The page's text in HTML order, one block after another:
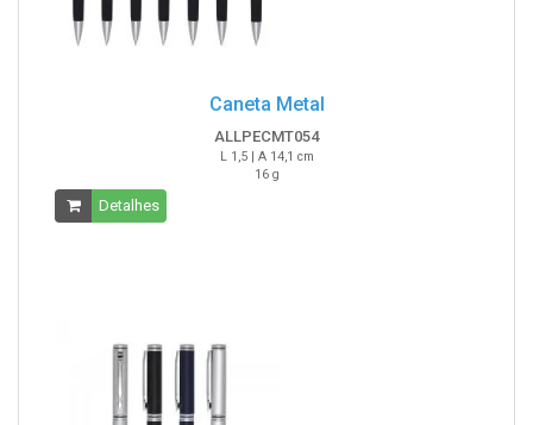
Caneta Metal
ALLPECMT054
L 1,5 | A 14,1 cm
16 g
Detalhes